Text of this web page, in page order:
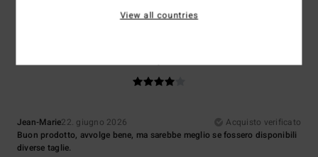
4/5
Jean-Marie22. giugno 2026
Acquisto verificato
Buon prodotto, avvolge bene, ma sarebbe meglio se fossero disponibili
diverse taglie.
View all countries